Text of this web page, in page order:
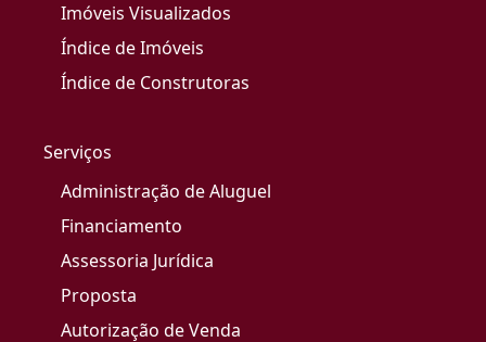
Imóveis Visualizados
Índice de Imóveis
Índice de Construtoras
Serviços
Administração de Aluguel
Financiamento
Assessoria Jurídica
Proposta
Autorização de Venda